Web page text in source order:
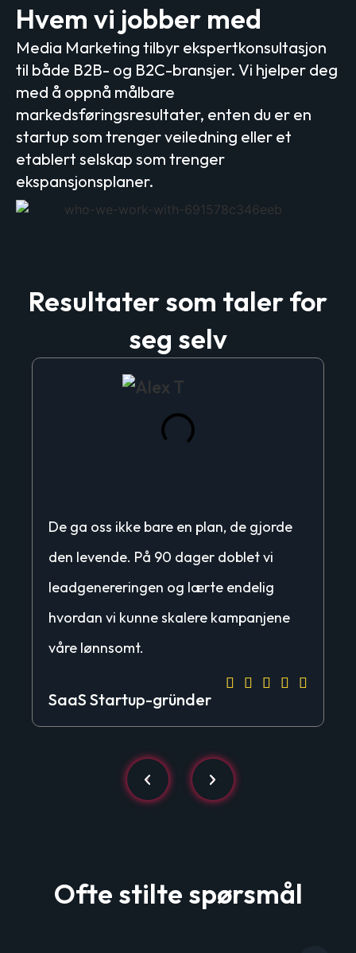
Hvem vi jobber med
Media Marketing tilbyr ekspertkonsultasjon
til både B2B- og B2C-bransjer. Vi hjelper deg
med å oppnå målbare
markedsføringsresultater, enten du er en
startup som trenger veiledning eller et
etablert selskap som trenger
ekspansjonsplaner.
Resultater som taler for
seg selv
    
SaaS Startup-gründer
De ga oss ikke bare en plan, de gjorde
den levende. På 90 dager doblet vi
leadgenereringen og lærte endelig
hvordan vi kunne skalere kampanjene
våre lønnsomt.
Ofte stilte spørsmål